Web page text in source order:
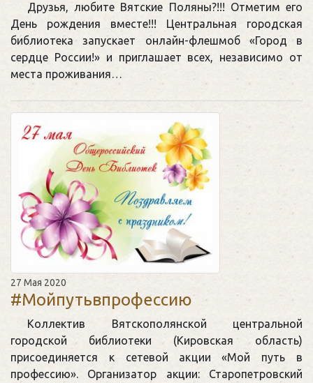
Друзья, любите Вятские Поляны?!!! Отметим его
День рождения вместе!!! Центральная городская
библиотека запускает онлайн-флешмоб «Город в
сердце России!» и приглашает всех, независимо от
места проживания…
27 Мая 2020
#Мойпутьвпрофессию
Коллектив Вятскополянской центральной
городской библиотеки (Кировская область)
присоединяется к сетевой акции «Мой путь в
профессию». Организатор акции: Старопетровский